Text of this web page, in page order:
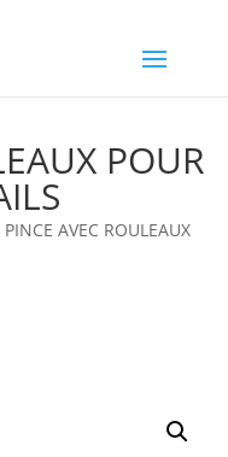
POUR
AVEC ROULEAUX